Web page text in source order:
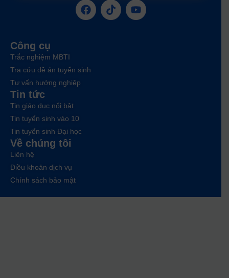
Công cụ
Trắc nghiệm MBTI
Tra cứu đề án tuyển sinh
Tư vấn hướng nghiệp
Tin tức
Tin giáo dục nổi bật
Tin tuyển sinh vào 10
Tin tuyển sinh Đại học
Về chúng tôi
Liên hệ
Điều khoản dịch vụ
Chính sách bảo mật